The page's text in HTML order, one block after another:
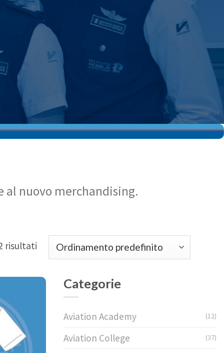
nuovo merchandising.
risultati
Categorie
Aviation Academy (12)
Aviation College (37)